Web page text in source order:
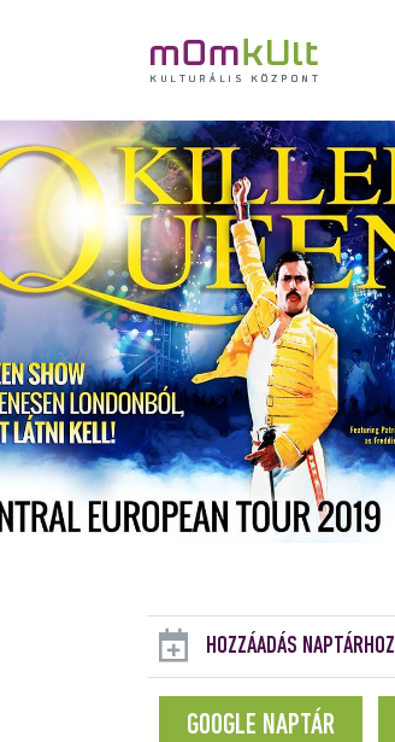
HOZZÁADÁS NAPTÁRHOZ
GOOGLE NAPTÁR